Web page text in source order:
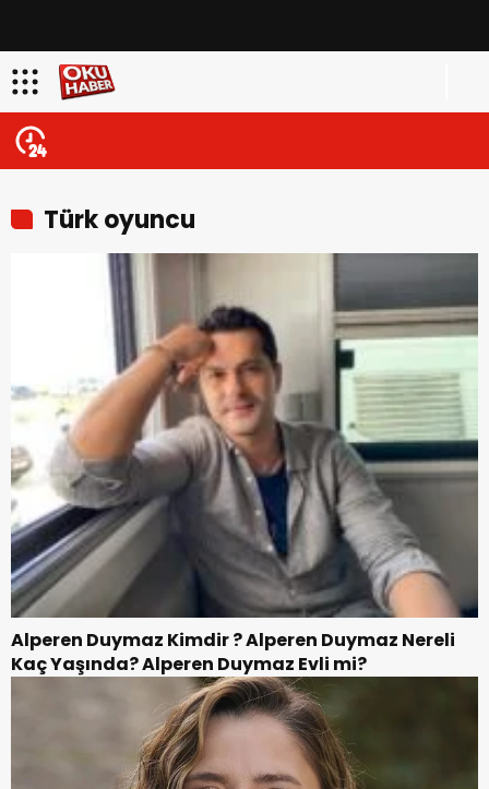
Türk oyuncu
Alperen Duymaz Kimdir ? Alperen Duymaz Nereli
Kaç Yaşında? Alperen Duymaz Evli mi?